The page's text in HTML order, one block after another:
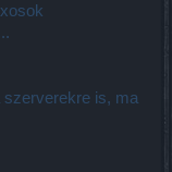
szerverekre is, ma